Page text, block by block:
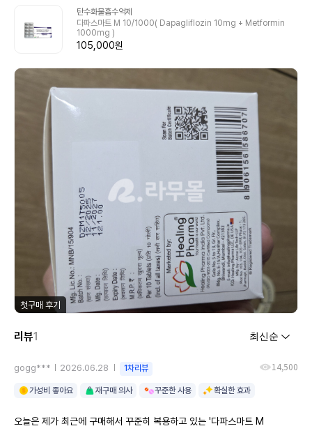
탄수화물흡수억제
다파스마트 M 10/1000( Dapagliflozin 10mg + Metformin
1000mg )
105,000원
첫구매 후기
리뷰1
gogg*** 2026.06.28 1차리뷰 14,500
가성비 좋아요 재구매 의사 꾸준한 사용 확실한 효과
오늘은 제가 최근에 구매해서 꾸준히 복용하고 있는 '다파스마트 M